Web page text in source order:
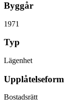
Byggår
1971
Typ
Lägenhet
Upplåtelseform
Bostadsrätt